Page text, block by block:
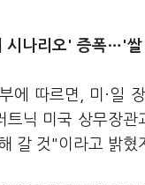
시나리오' 증폭…'쌀
에 따르면, 미·일
트닉 미국 상무장
갈 것"이라고 밝